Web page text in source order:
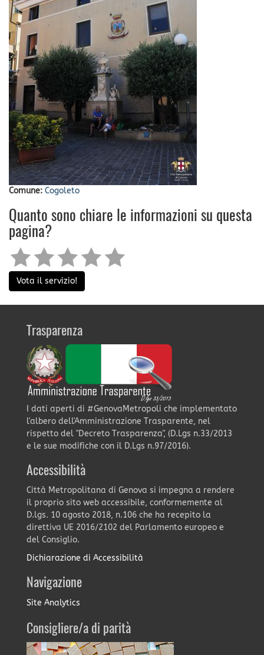
Comune: Cogoleto
Quanto sono chiare le informazioni su questa
pagina?
Vota il servizio!
Trasparenza
I dati aperti di #GenovaMetropoli che implementato
l'albero dell'Amministrazione Trasparente, nel
rispetto del "Decreto Trasparenza", (D.Lgs n.33/2013
e le sue modifiche con il D.Lgs n.97/2016).
Accessibilità
Città Metropolitana di Genova si impegna a rendere
il proprio sito web accessibile, conformemente al
D.lgs. 10 agosto 2018, n.106 che ha recepito la
direttiva UE 2016/2102 del Parlamento europeo e
del Consiglio.
Dichiarazione di Accessibilità
Navigazione
Site Analytics
Consigliere/a di parità